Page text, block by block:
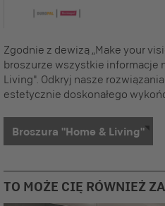
Zgodnie z dewizą „Make your
broszurze wszystkie informacje
Living". Odkryj nasze
estetycznie doskonałego
Broszura "Home & Living"
TO MOŻE CIĘ RÓWNIEŻ